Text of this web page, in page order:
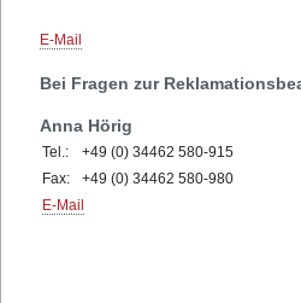
E-Mail
Bei Fragen zur
Anna Hörig
Tel.:
+49 (0) 34462 580-915
Fax:
+49 (0) 34462 580-980
E-Mail